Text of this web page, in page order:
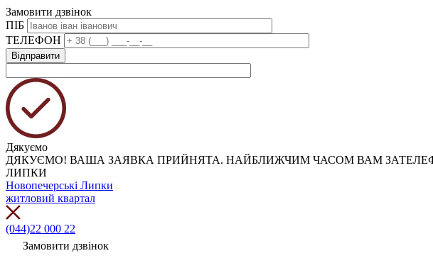
Замовити дзвінок
ПІБ
ТЕЛЕФОН
Дякуємо
ДЯКУЄМО! ВАША ЗАЯВКА ПРИЙНЯТА. НАЙБЛИЖЧИМ ЧАСОМ ВАМ
ЛИПКИ
Новопечерські Липки
житловий квартал
(044)22 000 22
Замовити дзвінок